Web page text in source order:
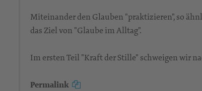
Miteinander den Glauben "praktizieren", so
das Ziel von "Glaube im Alltag".
Im ersten Teil "Kraft der Stille" schweigen wir
Permalink